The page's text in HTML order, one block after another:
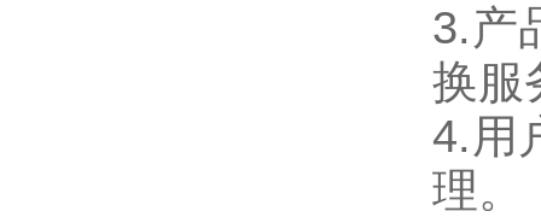
3.产
换服
4. 用
理。